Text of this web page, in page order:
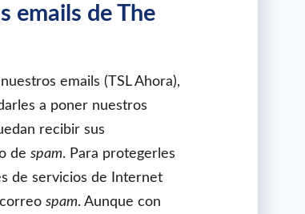
emails de The
emails (TSL Ahora),
a poner nuestros
recibir sus
de spam. Para protegerles
de servicios de Internet
spam. Aunque con